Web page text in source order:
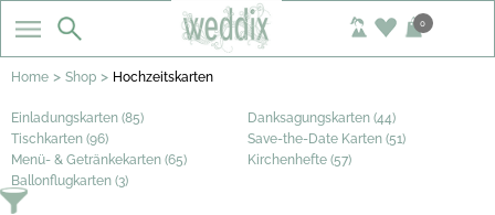
0
Home > Shop > Hochzeitskarten
Einladungskarten (85)
Danksagungskarten (44)
Tischkarten (96)
Save-the-Date Karten (51)
Menü- & Getränkekarten (65)
Kirchenhefte (57)
Ballonflugkarten (3)